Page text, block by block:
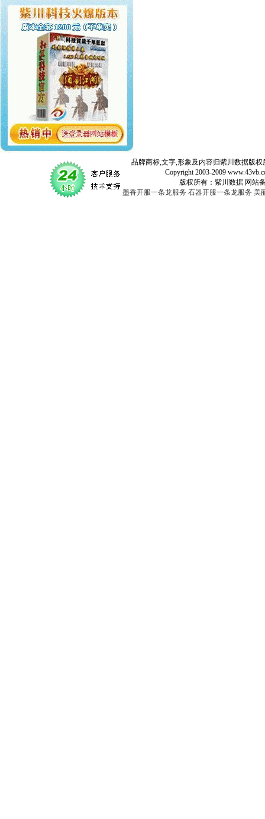
品牌商标,文字,形象及内容归紫川数据版权
Copyright 2003-2009 www.43vb.com
版权所有：紫川数据 网站备案登
墨香开服一条龙服务 石器开服一条龙服务 美